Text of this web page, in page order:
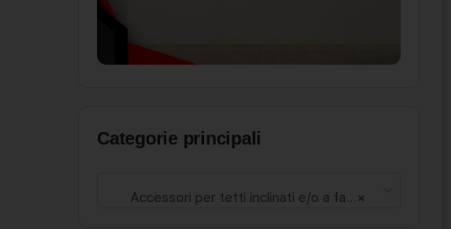
Categorie principali
×
Accessori per tetti inclinati e/o a falde (1)